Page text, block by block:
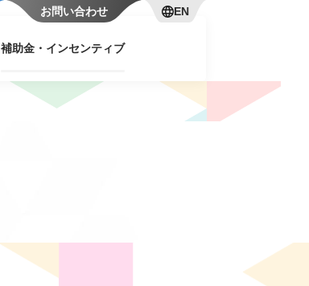
補助金・インセンティブ
EN
お問い合わせ